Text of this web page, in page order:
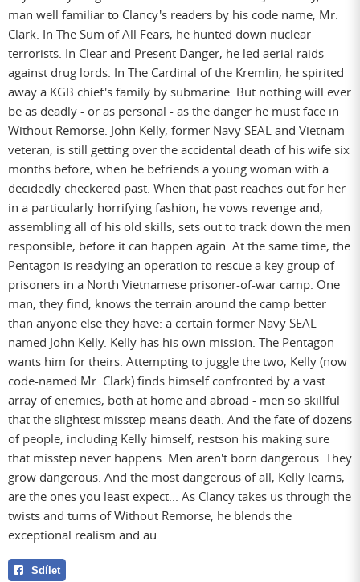
man well familiar to Clancy's readers by his code name, Mr.
Clark. In The Sum of All Fears, he hunted down nuclear
terrorists. In Clear and Present Danger, he led aerial raids
against drug lords. In The Cardinal of the Kremlin, he spirited
away a KGB chief's family by submarine. But nothing will ever
be as deadly - or as personal - as the danger he must face in
Without Remorse. John Kelly, former Navy SEAL and Vietnam
veteran, is still getting over the accidental death of his wife six
months before, when he befriends a young woman with a
decidedly checkered past. When that past reaches out for her
in a particularly horrifying fashion, he vows revenge and,
assembling all of his old skills, sets out to track down the men
responsible, before it can happen again. At the same time, the
Pentagon is readying an operation to rescue a key group of
prisoners in a North Vietnamese prisoner-of-war camp. One
man, they find, knows the terrain around the camp better
than anyone else they have: a certain former Navy SEAL
named John Kelly. Kelly has his own mission. The Pentagon
wants him for theirs. Attempting to juggle the two, Kelly (now
code-named Mr. Clark) finds himself confronted by a vast
array of enemies, both at home and abroad - men so skillful
that the slightest misstep means death. And the fate of dozens
of people, including Kelly himself, restson his making sure
that misstep never happens. Men aren't born dangerous. They
grow dangerous. And the most dangerous of all, Kelly learns,
are the ones you least expect... As Clancy takes us through the
twists and turns of Without Remorse, he blends the
exceptional realism and au
Sdílet